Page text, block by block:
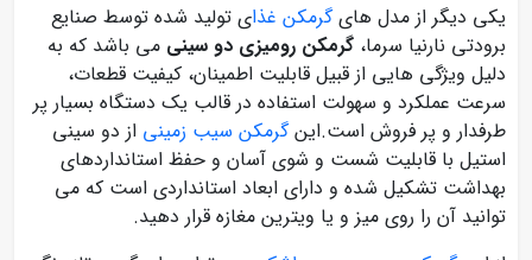
یکی دیگر از مدل هایگرمکن غذای تولید شده توسط صنایع
برودتی نارنیا سرما، گرمکن رومیزی دو سینی می باشد که به
دلیل ویژگی هایی از قبیل قابلیت اطمینان، کیفیت قطعات،
سرعت عملکرد و سهولت استفاده در قالب یک دستگاه بسیار پر
طرفدار و پر فروش است.اینگرمکن سیب زمینی از دو سینی
استیل با قابلیت شست و شوی آسان و حفظ استانداردهای
بهداشت تشکیل شده و دارای ابعاد استانداردی است که می
توانید آن را روی میز و یا ویترین مغازه قرار دهید.